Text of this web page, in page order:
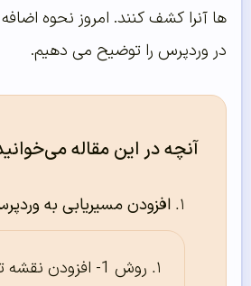
ها آنرا کشف کنند. امروز نحوه
در وردپرس را توضیح می دهیم.
آنچه در این مقاله
افزودن مسیریابی به
روش 1- افزودن